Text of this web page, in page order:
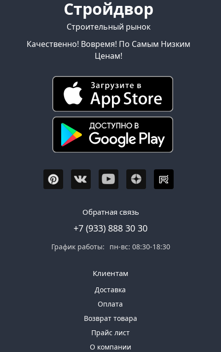
Стройдвор
Строительный рынок
Качественно! Вовремя! По Самым Низким
Ценам!
Обратная связь
+7 (933) 888 30 30
График работы: пн-вс: 08:30-18:30
Клиентам
Доставка
Оплата
Возврат товара
Прайс лист
О компании